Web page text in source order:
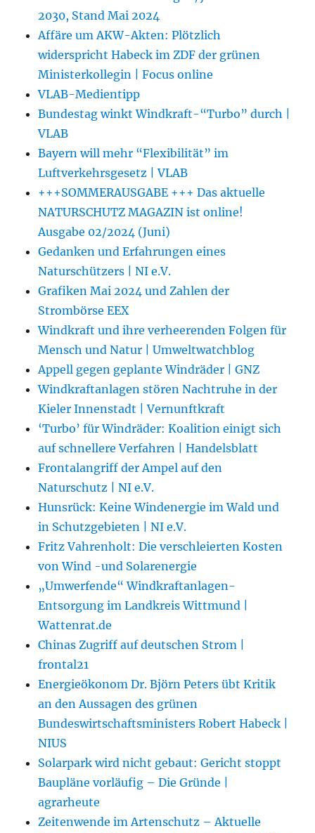
2030, Stand Mai 2024
Affäre um AKW-Akten: Plötzlich
widerspricht Habeck im ZDF der grünen
Ministerkollegin | Focus online
VLAB-Medientipp
Bundestag winkt Windkraft-“Turbo” durch |
VLAB
Bayern will mehr “Flexibilität” im
Luftverkehrsgesetz | VLAB
+++SOMMERAUSGABE +++ Das aktuelle
NATURSCHUTZ MAGAZIN ist online!
Ausgabe 02/2024 (Juni)
Gedanken und Erfahrungen eines
Naturschützers | NI e.V.
Grafiken Mai 2024 und Zahlen der
Strombörse EEX
Windkraft und ihre verheerenden Folgen für
Mensch und Natur | Umweltwatchblog
Appell gegen geplante Windräder | GNZ
Windkraftanlagen stören Nachtruhe in der
Kieler Innenstadt | Vernunftkraft
‘Turbo’ für Windräder: Koalition einigt sich
auf schnellere Verfahren | Handelsblatt
Frontalangriff der Ampel auf den
Naturschutz | NI e.V.
Hunsrück: Keine Windenergie im Wald und
in Schutzgebieten | NI e.V.
Fritz Vahrenholt: Die verschleierten Kosten
von Wind -und Solarenergie
„Umwerfende“ Windkraftanlagen-
Entsorgung im Landkreis Wittmund |
Wattenrat.de
Chinas Zugriff auf deutschen Strom |
frontal21
Energieökonom Dr. Björn Peters übt Kritik
an den Aussagen des grünen
Bundeswirtschaftsministers Robert Habeck |
NIUS
Solarpark wird nicht gebaut: Gericht stoppt
Baupläne vorläufig – Die Gründe |
agrarheute
Zeitenwende im Artenschutz – Aktuelle